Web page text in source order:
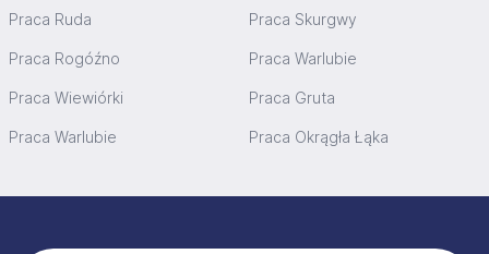
Praca Ruda Praca Skurgwy
Praca Rogóźno Praca Warlubie
Praca Wiewiórki Praca Gruta
Praca Warlubie Praca Okrągła Łąka